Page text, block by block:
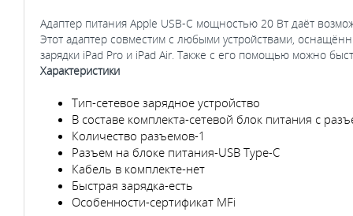
Адаптер питания Apple USB‑C мощностью 20 Вт даёт
Этот адаптер совместим с любыми устройствами,
зарядки iPad Pro и iPad Air. Также с его помощью можно
Характеристики
Тип-сетевое зарядное устройство
В составе комплекта-сетевой блок питания с
Количество разъемов-1
Разъем на блоке питания-USB Type-C
Кабель в комплекте-нет
Быстрая зарядка-есть
Особенности-сертификат MFi